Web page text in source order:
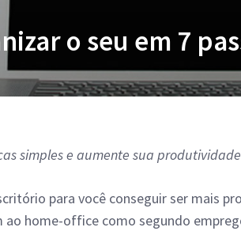
o seu em 7
simples e aumente sua
para você conseguir ser mais
ao home-office como segundo